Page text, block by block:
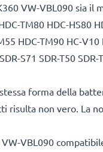
VW-VBL090 sia
TM80 HDC-HS80
HDC-TM90 HC-
S71 SDR-T50
forma della
risulta non vero. La
VBL090